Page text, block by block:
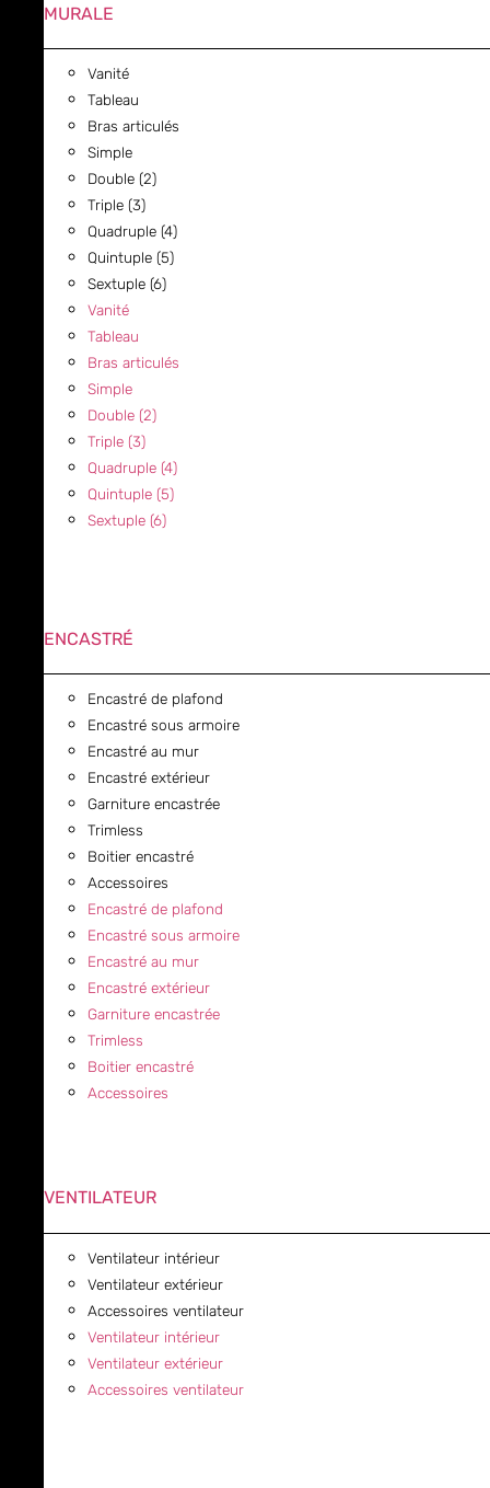
MURALE
Vanité
Tableau
Bras articulés
Simple
Double (2)
Triple (3)
Quadruple (4)
Quintuple (5)
Sextuple (6)
Vanité
Tableau
Bras articulés
Simple
Double (2)
Triple (3)
Quadruple (4)
Quintuple (5)
Sextuple (6)
ENCASTRÉ
Encastré de plafond
Encastré sous armoire
Encastré au mur
Encastré extérieur
Garniture encastrée
Trimless
Boitier encastré
Accessoires
Encastré de plafond
Encastré sous armoire
Encastré au mur
Encastré extérieur
Garniture encastrée
Trimless
Boitier encastré
Accessoires
VENTILATEUR
Ventilateur intérieur
Ventilateur extérieur
Accessoires ventilateur
Ventilateur intérieur
Ventilateur extérieur
Accessoires ventilateur